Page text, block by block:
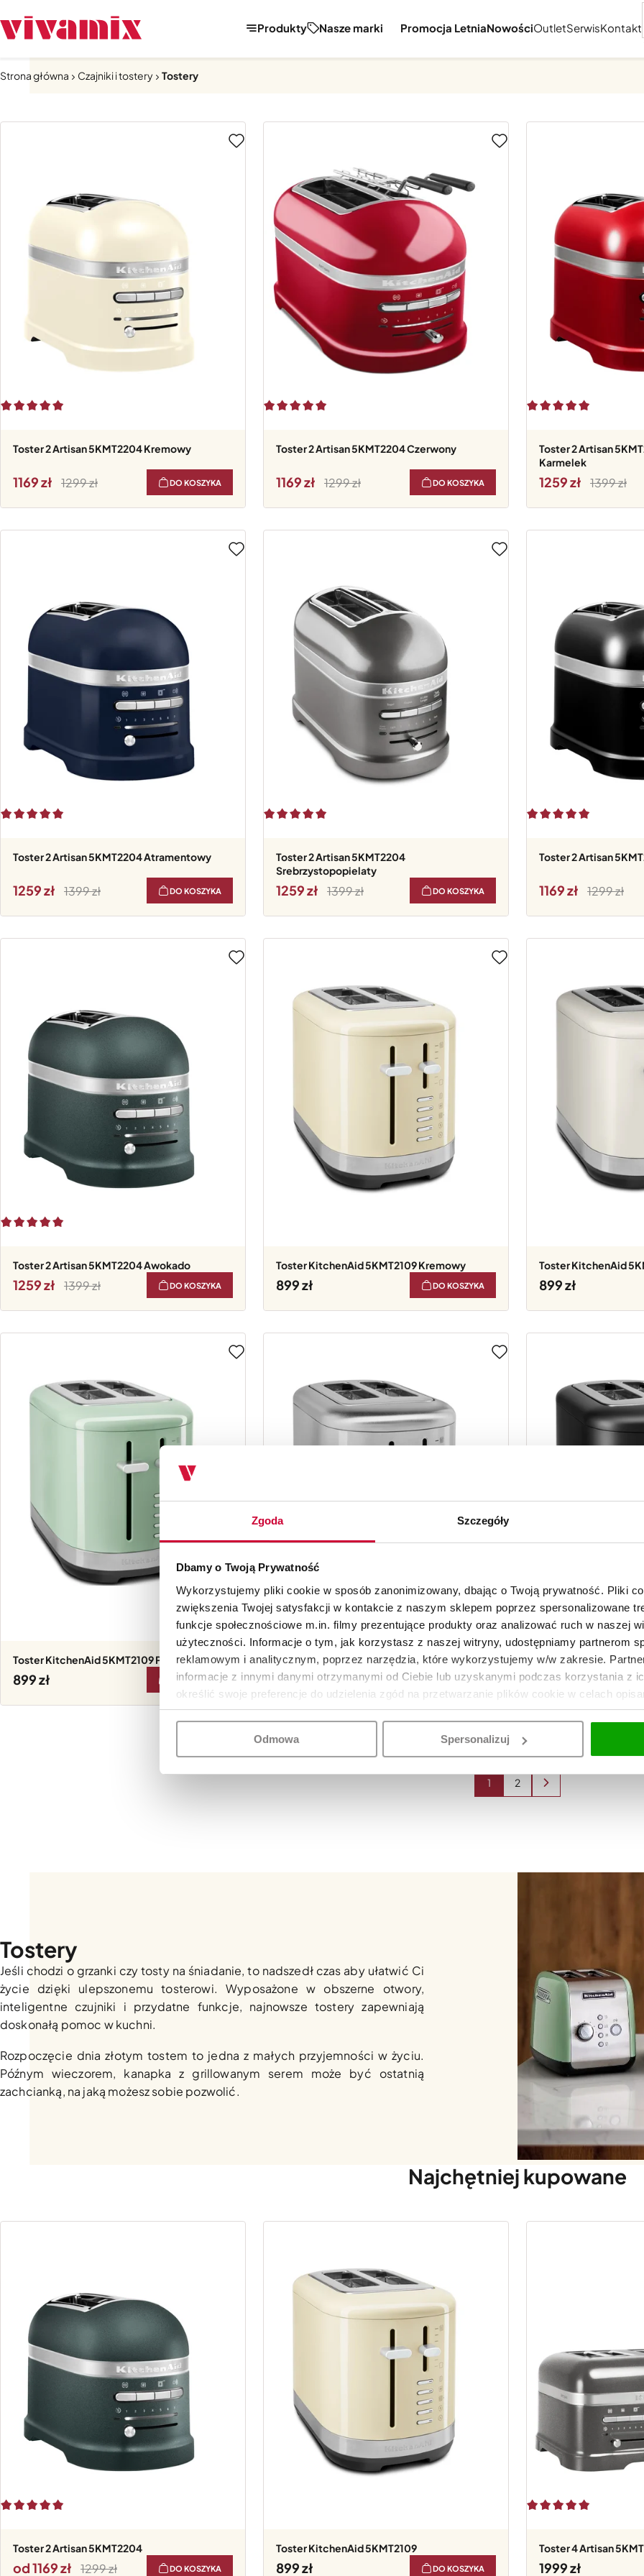
Zgoda Szczegóły
Dbamy o Twoją Prywatność
Wykorzystujemy pliki cookie w sposób zanonimizowany, dbając o Twoją prywatność. Pliki
zwiększenia Twojej satysfakcji w kontakcie z naszym sklepem poprzez spersonalizowane
funkcje społecznościowe m.in. filmy prezentujące produkty oraz analizować ruch w naszej
użyteczności. Informacje o tym, jak korzystasz z naszej witryny, udostępniamy partnerom
reklamowym i analitycznym, poprzez narzędzia, które wykorzystujemy w/w zakresie.
informacje z innymi danymi otrzymanymi od Ciebie lub uzyskanymi podczas korzystania z
określić swoje preferencje do udzielenia zgód na przetwarzanie plików cookie w celach
Odmowa Spersonalizuj
Produkty Nasze marki Promocja LetniaNowościOutletSerwisKontakt
Strona główna Czajniki i tostery Tostery
Toster 2 Artisan 5KMT2204 Kremowy
1169 1299 DO KOSZYKA
Toster 2 Artisan 5KMT2204 Czerwony
1169 1299 DO KOSZYKA
Toster 2 Artisan 5KMT2204 Czerwony
Karmelek
1259 1399
Toster 2 Artisan 5KMT2204 Atramentowy
1259 1399 DO KOSZYKA
Toster 2 Artisan 5KMT2204
Srebrzystopopielaty
1259 1399 DO KOSZYKA
Toster 2 Artisan
1169 1299
Toster 2 Artisan 5KMT2204 Awokado
1259 1399 DO KOSZYKA
Toster KitchenAid 5KMT2109 Kremowy
899 DO KOSZYKA
Toster KitchenAid
899
Toster KitchenAid 5KMT2109 Pistacjowy
899 DO KOSZYKA
Toster KitchenAid 5KMT2109 Inox
899 DO KOSZYKA
Toster KitchenAid
899
1 2
Tostery
Jeśli chodzi o grzanki czy tosty na śniadanie, to nadszedł czas aby ułatwić Ci
życie dzięki ulepszonemu tosterowi. Wyposażone w obszerne otwory,
inteligentne czujniki i przydatne funkcje, najnowsze tostery zapewniają
doskonałą pomoc w kuchni.
Rozpoczęcie dnia złotym tostem to jedna z małych przyjemności w życiu.
Późnym wieczorem, kanapka z grillowanym serem może być ostatnią
zachcianką, na jaką możesz sobie pozwolić.
Najchętniej kupowane
Toster 2 Artisan 5KMT2204
od 1169 1299 DO KOSZYKA
Toster KitchenAid 5KMT2109
899 DO KOSZYKA
Toster 4 Artisan
1999